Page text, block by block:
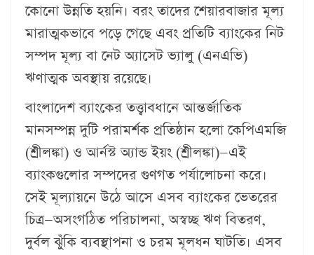
কোনো উন্নতি হয়নি। বরং তাদের শেয়ারবাজার মূল্য
মারাত্মকভাবে পড়ে গেছে এবং প্রতিটি ব্যাংকের নিট
সম্পদ মূল্য বা নেট অ্যাসেট ভ্যালু (এনএভি)
ঋণাত্মক অবস্থায় রয়েছে।
বাংলাদেশ ব্যাংকের তত্ত্বাবধানে আন্তর্জাতিক
মানসম্পন্ন দুটি পরামর্শক প্রতিষ্ঠান হলো কেপিএমজি
(শ্রীলঙ্কা) ও আর্নস্ট অ্যান্ড ইয়ং (শ্রীলঙ্কা)—এই
ব্যাংকগুলোর সম্পদের গুণগত পর্যালোচনা করে।
সেই মূল্যায়নে উঠে আসে এসব ব্যাংকের ভেতরের
চিত্র—অসংগঠিত পরিচালনা, অস্বচ্ছ ঋণ বিতরণ,
দুর্বল ঝুঁকি ব্যবস্থাপনা ও চরম মূলধন ঘাটতি। এসব